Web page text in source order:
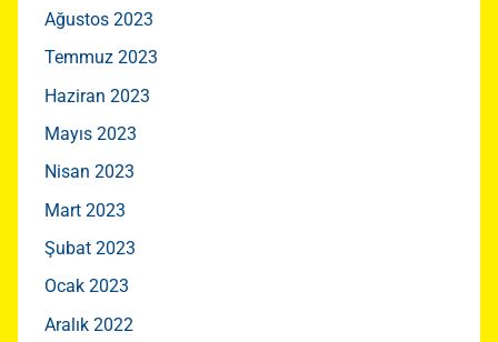
Ağustos 2023
Temmuz 2023
Haziran 2023
Mayıs 2023
Nisan 2023
Mart 2023
Şubat 2023
Ocak 2023
Aralık 2022